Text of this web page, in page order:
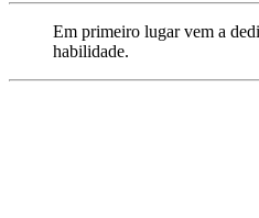
Em primeiro lugar vem a
habilidade.